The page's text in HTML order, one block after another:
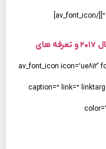
کتاب مقررات صادرات و واردات چین در سال ۲۰۱۷ و تعرفه های
[av_font_icon icon=’ue812′
caption=” link=”